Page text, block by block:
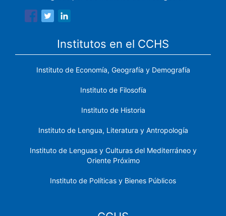
Institutos en el CCHS
Instituto de Economía, Geografía y Demografía
Instituto de Filosofía
Instituto de Historia
Instituto de Lengua, Literatura y Antropología
Instituto de Lenguas y Culturas del Mediterráneo y
Oriente Próximo
Instituto de Políticas y Bienes Públicos